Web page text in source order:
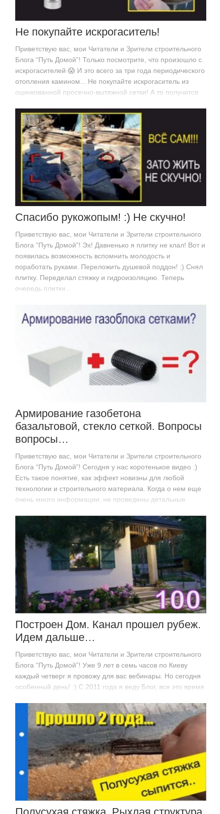
Не покупайте искрогаситель!
Приветствую вас, мои Читатели и Зрители строительного
Блога “Путь Домой”! Только посмотрите, что произошло с
искрогасителей 😱 И это всего за три года периодического
отопления камином... Не покупайте искрогаситель из
оцинкованной просечно-вытяжной сетки! А то получится
Спасибо рукожопым! :) Не скучно!
Приветствую вас, мои Читатели и Зрители строительного
Блога “Путь Домой”! Эх! Давненько я плитку не клал! Вот и
появилась возможность вспомнить молодость и
поработать руками. Переложить душевой поддон! :) Снял
плитку. Переделал стяжку и гидроизоляцию. Теперь
очередь плитки...
Армирование газобетона
базальтовой, стекло сеткой. Вопросы
вопросы…
Приветствую вас, мои Читатели и Зрители строительного
Блога “Путь Домой”! Сегодня у нас коротенькое видео :)
Есть такое понятие, как эффект новизны для любой
технологии и строительного материала. Когда о нем еще
очень много информации, не проведены детальные
Построен Дом. Канал прошел рубеж.
Идем дальше…
Приветствую вас, мои Читатели и Зрители строительного
Блога “Путь Домой”! Уже 9 лет в семь часов по Киеву
каждый четверг я провожу для вас вебинары. Но сегодня
особенный день! :) С 2011 года я веду Блог, все это время